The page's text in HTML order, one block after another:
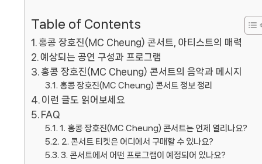
Table of Contents
홍콩 장호진(MC Cheung) 콘서트, 아티스트의 매력
예상되는 공연 구성과 프로그램
홍콩 장호진(MC Cheung) 콘서트의 음악과 메시지
홍콩 장호진(MC Cheung) 콘서트 정보 정리
이런 글도 읽어보세요
FAQ
1. 홍콩 장호진(MC Cheung) 콘서트는 언제 열리나요?
2. 콘서트 티켓은 어디에서 구매할 수 있나요?
3. 콘서트에서 어떤 프로그램이 예정되어 있나요?